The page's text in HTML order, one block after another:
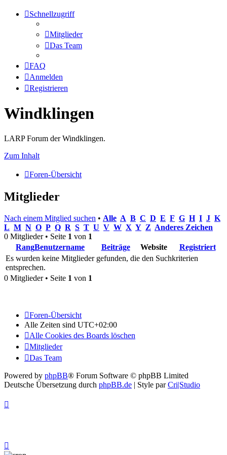
Schnellzugriff
Mitglieder
Das Team
FAQ
Anmelden
Registrieren
Windklingen
LARP Forum der Windklingen.
Zum Inhalt
Foren-Übersicht
Mitglieder
Nach einem Mitglied suchen • Alle A B C D E F G H I J K
L M N O P Q R S T U V W X Y Z Anderes Zeichen
0 Mitglieder • Seite 1 von 1
RangBenutzername Beiträge Website
Registriert
Es wurden keine Mitglieder gefunden, die den Suchkriterien
entsprechen.
0 Mitglieder • Seite 1 von 1
Foren-Übersicht
Alle Zeiten sind UTC+02:00
Alle Cookies des Boards löschen
Mitglieder
Das Team
Powered by phpBB® Forum Software © phpBB Limited
Deutsche Übersetzung durch phpBB.de | Style parCri|Studio